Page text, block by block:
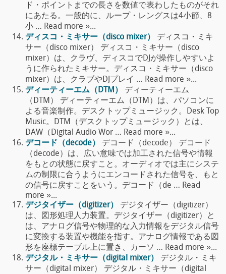
ド・ポイントまでの長さを数値で表わしたものがそれ
にあたる。一般的に、ループ・レングスは4小節、8
小 … Read more »...
ディスコ・ミキサー（disco mixer）
ディスコ・ミキ
サー（disco mixer） ディスコ・ミキサー（disco
mixer）は、クラヴ、ディスコでDJが操作しやすいよ
うに作られたミキサー。ディスコ・ミキサー（disco
mixer）は、クラブやDJプレイ … Read more »...
ディーティーエム（DTM）
ディーティーエム
（DTM） ディーティーエム（DTM）は、パソコンに
よる音楽制作。デスクトップミュージック。Desk Top
Music。DTM（デスクトップミュージック）とは、
DAW（Digital Audio Wor … Read more »...
デコード（decode）
デコード（decode） デコード
（decode）は、広い意味では加工された信号や情報
をもとの状態に戻すこと。オーディオでは主にシステ
ムの制限に合うようにエンコードされた信号を、もと
の信号に戻すことをいう。デコード（de … Read
more »...
デジタイザー（digitizer）
デジタイザー（digitizer）
は、図形処理人力装置。デジタイザー（digitizer）と
は、アナログ信号や物理的な入力情報をデジタル信号
に変換する装置や機能を指す。アナログ情報である図
形を座標テーブル上に置き、カーソ … Read more »...
デジタル・ミキサー（digital mixer）
デジタル・ミキ
サー（digital mixer） デジタル・ミキサー（digital